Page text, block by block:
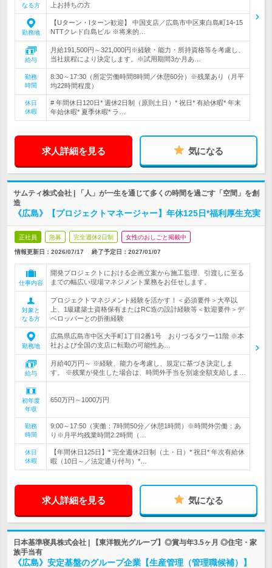
なる方 上お持ちの方
勤務地
【Uターン・Iターン歓迎】 中国支店／広島市中区東白島町14-15
NTTクレド白島ビル ※将来的…
給与
月給191,500円～321,000円※経験・能力・所持資格等を考慮し、
当社規程により決定します。※試用期間3か月あ…
勤務
時間
8:30～17:30（所定労働時間8時間／休憩60分）※残業あり（月平
均22時間程度）
休日
休暇
# 年間休日120日* 週休2日制（原則土日）* 祝日* 有給休暇* 年末
年始休暇* 夏季休暇* ラ…
求人詳細を見る 気になる
サムティ株式会社 | 「人」が一生を通じて多くの時間を過ごす「空間」を創
造
《広島》【プロジェクトマネージャー】年休125日*福利厚生充実
正社員 急募 完全週休2日制 女性のおしごと掲載中
情報更新日：2026/07/17 終了予定日： 2027/01/07
仕事内容
開発プロジェクトにおける企画立案から施工監理、引渡しに至る
までの幅広い現場マネジメント業務をお任せします。
対象と
なる方
プロジェクトマネジメント経験を活かす！＜必須要件＞大卒以
上、1級建築士資格保有またはRC造の設計経験等＜歓迎要件＞デ
ベロッパーとの折衝経験
勤務地
広島県広島市中区大手町1丁目2番1号 おりづるタワー11階 ※本
社および全国の支店に転勤の可能性あ…
給与
月給40万円～ ※経験、能力を考慮し、規定に基づき決定しま
す。 ※残業が発生した場合は、時間外手当を別途全額支給しま…
初年度
年収
650万円～1000万円
勤務
時間
9:00～17:50（実働：7時間50分／休憩1時間）※時間外労働：あ
り※月平均残業時間2.2時間（…
休日
休暇
【年間休日125日】* 完全週休2日制（土・日）* 祝日* 年次有給休
暇（10日～／法定通り付与）*…
求人詳細を見る 気になる
日本基準寝具株式会社 | 【東洋観光グループ】◎賞与年3.5ヶ月 ◎住宅・家
族手当有
《広島》安定基盤のグループ企業【生産管理（管理職候補）】